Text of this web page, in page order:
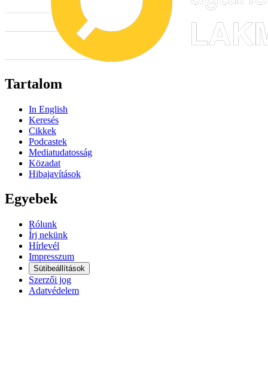
Tartalom
In English
Keresés
Cikkek
Podcastek
Mediatudatosság
Közadat
Hibajavítások
Egyebek
Rólunk
Írj nekünk
Hírlevél
Impresszum
Sütibeállítások
Szerzői jog
Adatvédelem